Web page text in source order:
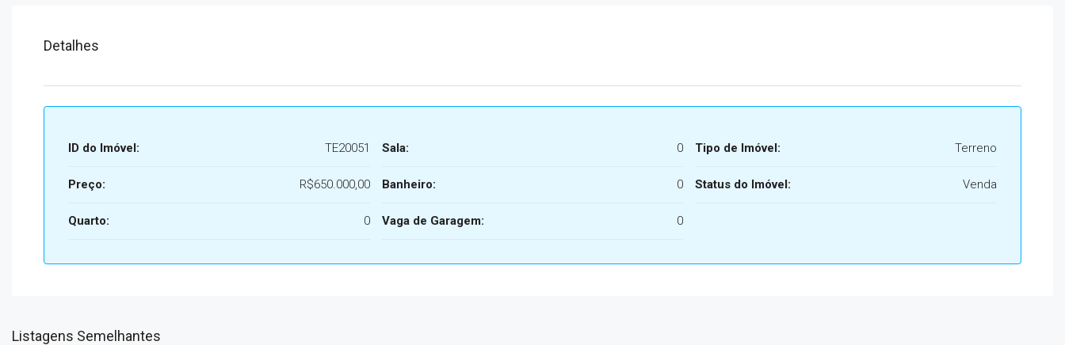
Detalhes
ID do Imóvel: TE20051
Preço: R$650.000,00
Quarto: 0
Sala: 0
Banheiro: 0
Vaga de Garagem: 0
Tipo de Imóvel: Terreno
Status do Imóvel: Venda
Listagens Semelhantes